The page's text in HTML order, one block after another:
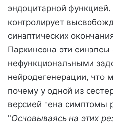
эндоцитарной функцией.
контролирует
синаптических
Паркинсона эти синапсы
нефункциональными
нейродегенерации, что
почему у одной из
версией гена симптомы
"Основываясь на этих